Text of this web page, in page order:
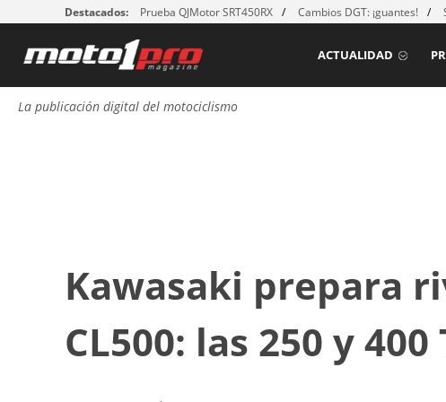
Destacados: Prueba QJMotor SRT450RX Cambios DGT: ¡guantes!
ACTUALIDAD
La publicación digital del motociclismo
Kawasaki prepara
CL500: las 250 y 400